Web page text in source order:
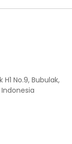
No.9, Bubulak,